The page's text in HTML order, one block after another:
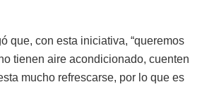
que, con esta iniciativa, “queremos
tienen aire acondicionado, cuenten
mucho refrescarse, por lo que es